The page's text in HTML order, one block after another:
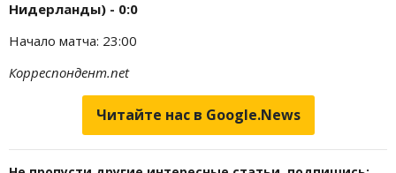
Нидерланды) - 0:0
Начало матча: 23:00
Корреспондент.net
Читайте нас в Google.News